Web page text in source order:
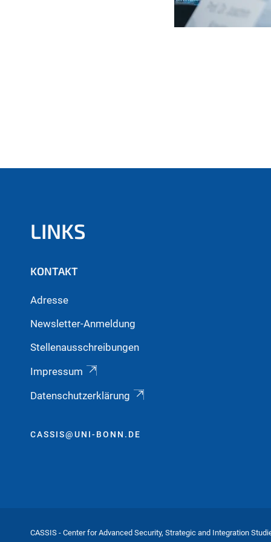
LINKS
KONTAKT
Adresse
Newsletter-Anmeldung
Stellenausschreibungen
Impressum
Datenschutzerklärung
CASSIS@UNI-BONN.DE
CASSIS - Center for Advanced Security, Strategic and Integration